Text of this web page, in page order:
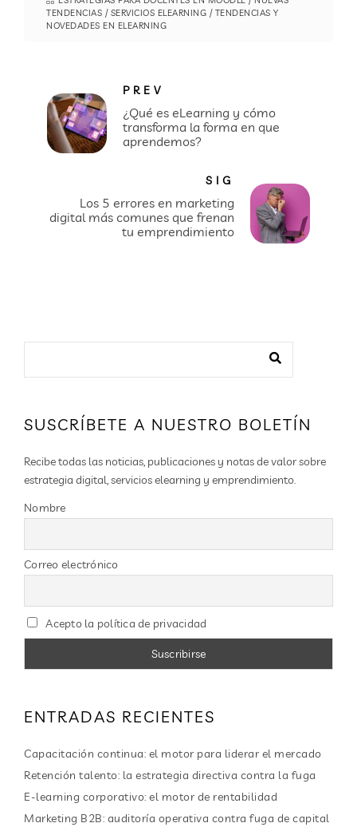
TENDENCIAS / SERVICIOS ELEARNING / TENDENCIAS Y
NOVEDADES EN ELEARNING
PREV
¿Qué es eLearning y cómo
transforma la forma en que
aprendemos?
SIG
Los 5 errores en marketing
digital más comunes que frenan
tu emprendimiento
SUSCRÍBETE A NUESTRO BOLETÍN
Recibe todas las noticias, publicaciones y notas de valor sobre
estrategia digital, servicios elearning y emprendimiento.
Nombre
Correo electrónico
Acepto la política de privacidad
ENTRADAS RECIENTES
Capacitación continua: el motor para liderar el mercado
Retención talento: la estrategia directiva contra la fuga
E-learning corporativo: el motor de rentabilidad
Marketing B2B: auditoría operativa contra fuga de capital